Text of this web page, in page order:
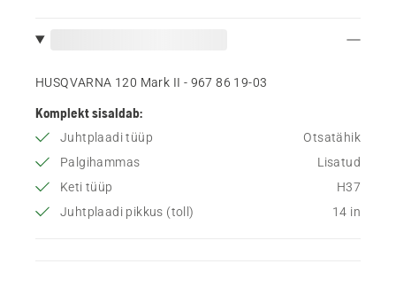
HUSQVARNA 120 Mark II - 967 86 19‑03
Komplekt sisaldab:
Juhtplaadi tüüp
Otsatähik
Palgihammas
Lisatud
Keti tüüp
H37
Juhtplaadi pikkus (toll)
14 in